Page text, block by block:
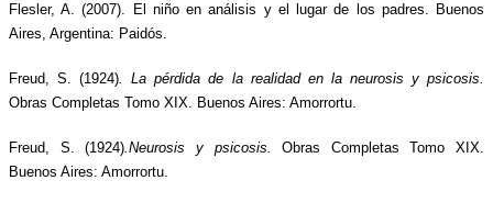
Flesler, A. (2007). El niño en análisis y el lugar de los padres. Buenos
Aires, Argentina: Paidós.
Freud, S. (1924)
Obras Completas Tomo XIX. Buenos Aires: Amorrortu.
Freud, S. (1924) .Neurosis y psicosis.
Obras Completas Tomo XIX.
Buenos Aires: Amorrortu.